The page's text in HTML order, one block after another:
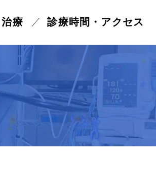
療 診療時間・アクセス